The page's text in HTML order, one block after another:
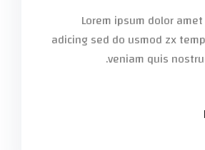
Lorem ipsum dolor amet consec tur elit
sed do usmod zx tempor enim minim
veniam quis nostrud exer citation.